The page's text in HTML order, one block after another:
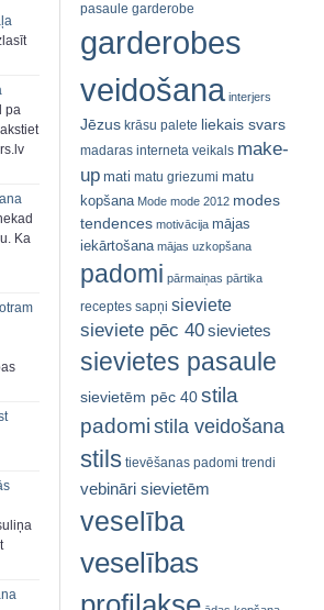
pa
Ka
pasaule garderobe
garderobes
veidošana interjers
Jēzus krāsu palete liekais svars
madaras interneta veikals make-
up mati matu griezumi matu
kopšana Mode mode 2012 modes
tendences motivācija mājas
iekārtošana mājas uzkopšana
padomi pārmaiņas pārtika
receptes sapņi sieviete
sieviete pēc 40sievietes
sievietes pasaule
sievietēm pēc 40stila
padomistila veidošana
stils tievēšanas padomi trendi
vebināri sievietēm
veselība
veselības